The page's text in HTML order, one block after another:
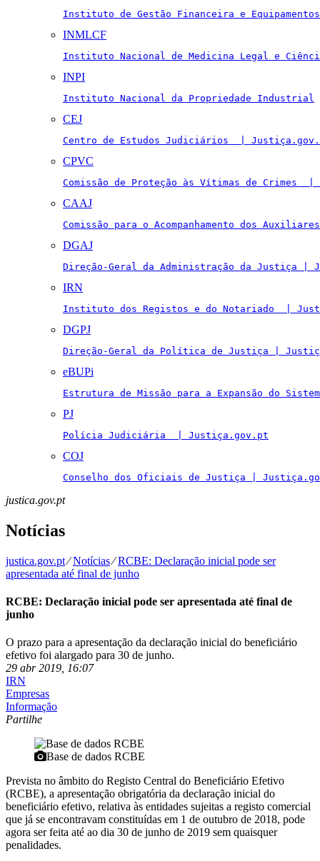
Instituto de Gestão Financeira e
INMLCF
Instituto Nacional de Medicina Legal e
INPI
Instituto Nacional da Propriedade Industrial
CEJ
Centro de Estudos Judiciários  |
CPVC
Comissão de Proteção às Vítimas de Crimes
CAAJ
Comissão para o Acompanhamento dos
DGAJ
Direção-Geral da Administração da Justiça |
IRN
Instituto dos Registos e do Notariado  |
DGPJ
Direção-Geral da Política de Justiça |
eBUPi
Estrutura de Missão para a Expansão do
PJ
Polícia Judiciária  | Justiça.gov.pt
COJ
Conselho dos Oficiais de Justiça |
justica.gov.pt
Notícias
justica.gov.pt⁄Notícias⁄RCBE: Declaração inicial pode ser
apresentada até final de junho
RCBE: Declaração inicial pode ser apresentada até final de
junho
O prazo para a apresentação da declaração inicial do beneficiário
efetivo foi alargado para 30 de junho.
29 abr 2019, 16:07
IRN
Empresas
Informação
Partilhe
Base de dados RCBE
Prevista no âmbito do Registo Central do Beneficiário Efetivo
(RCBE), a apresentação obrigatória da declaração inicial do
beneficiário efetivo, relativa às entidades sujeitas a registo comercial
que já se encontravam constituídas em 1 de outubro de 2018, pode
agora ser feita até ao dia 30 de junho de 2019 sem quaisquer
penalidades.